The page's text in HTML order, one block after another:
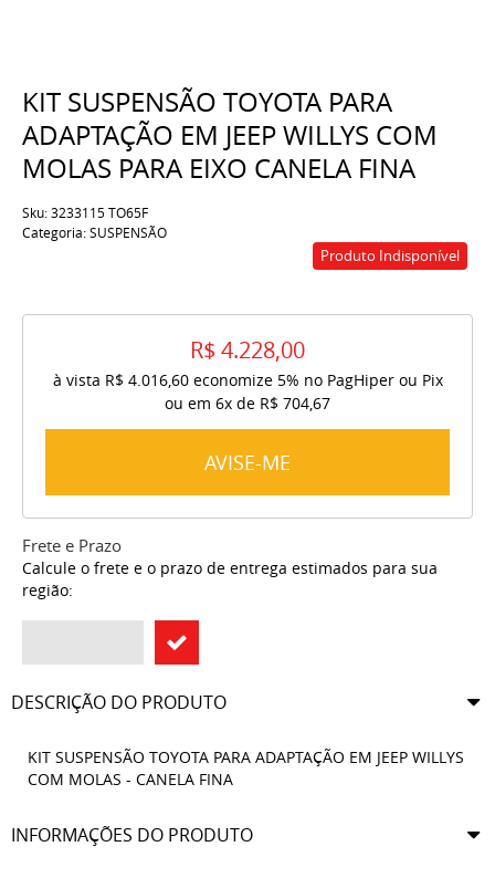
KIT SUSPENSÃO TOYOTA PARA
ADAPTAÇÃO EM JEEP WILLYS COM
MOLAS PARA EIXO CANELA FINA
Sku:3233115 TO65F
Categoria:SUSPENSÃO
Produto Indisponível
R$ 4.228,00
à vista R$ 4.016,60economize 5% no PagHiper ou Pix
ou em 6x de R$ 704,67
AVISE-ME
Frete e Prazo
Calcule o frete e o prazo de entrega estimados para sua
região:
DESCRIÇÃO DO PRODUTO
KIT SUSPENSÃO TOYOTA PARA ADAPTAÇÃO EM JEEP WILLYS
COM MOLAS - CANELA FINA
INFORMAÇÕES DO PRODUTO